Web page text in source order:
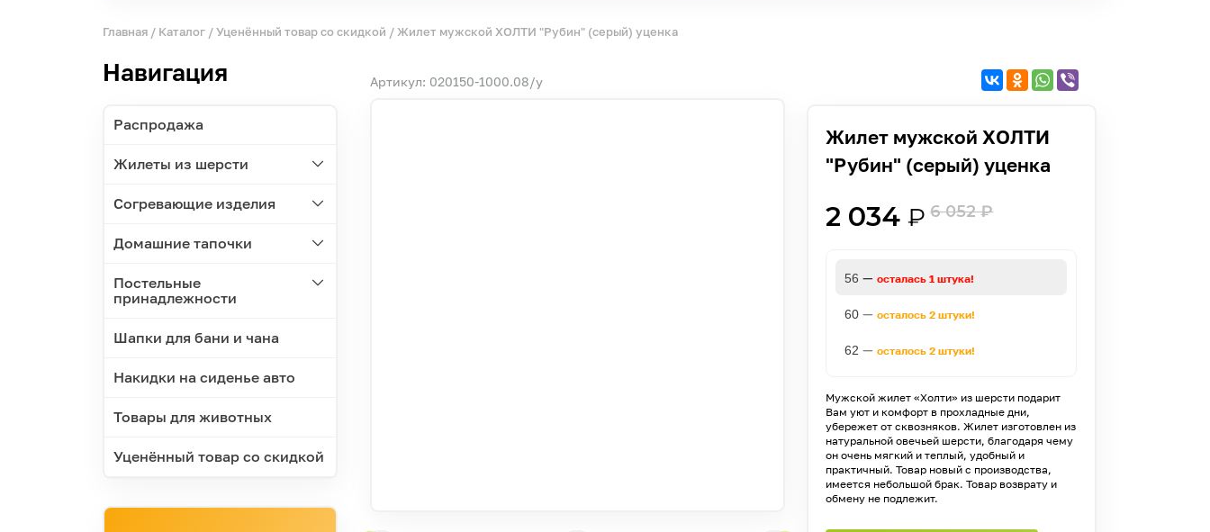
Главная / Каталог /Уценённый товар со скидкой / Жилет мужской ХОЛТИ "Рубин" (серый) уценка
Навигация
Распродажа
Жилеты из шерсти
Согревающие изделия
Домашние тапочки
Постельные
принадлежности
Шапки для бани и чана
Накидки на сиденье авто
Товары для животных
Уценённый товар со скидкой
Артикул: 020150-1000.08/у
Жилет мужской ХОЛТИ
"Рубин" (серый) уценка
2 034 ₽ 6 052₽
56 —осталась 1 штука!
60 —осталось 2 штуки!
62 —осталось 2 штуки!
Мужской жилет «Холти» из шерсти подарит
Вам уют и комфорт в прохладные дни,
убережет от сквозняков. Жилет изготовлен из
натуральной овечьей шерсти, благодаря чему
он очень мягкий и теплый, удобный и
практичный. Товар новый с производства,
имеется небольшой брак. Товар возврату и
обмену не подлежит.